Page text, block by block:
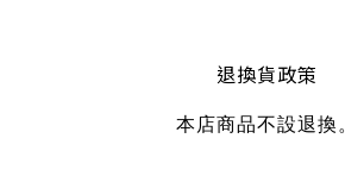
退換貨政策
本店商品不設退換。